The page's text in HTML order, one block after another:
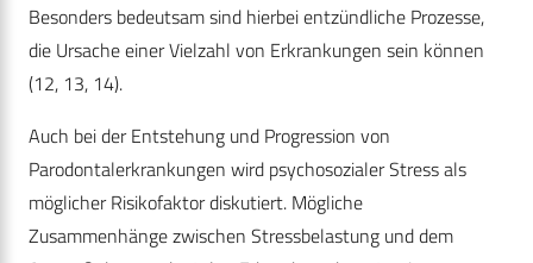
Besonders bedeutsam sind hierbei entzündliche Prozesse,
die Ursache einer Vielzahl von Erkrankungen sein können
(12, 13, 14).
Auch bei der Entstehung und Progression von
Parodontalerkrankungen wird psychosozialer Stress als
möglicher Risikofaktor diskutiert. Mögliche
Zusammenhänge zwischen Stressbelastung und dem